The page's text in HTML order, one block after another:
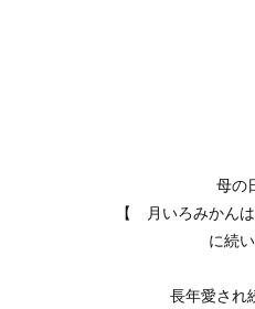
母の
【 月いろみかん
に続い
長年愛され